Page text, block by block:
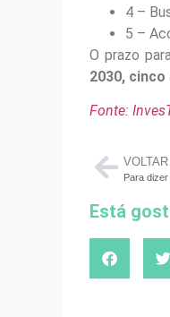
4 –
5 –
O prazo
2030,
Fonte:
VOLTAR
Está